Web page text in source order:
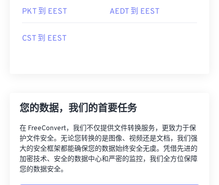
PKT 到 EEST AEDT 到 EEST
CST 到 EEST
您的数据，我们的首要任务
在 FreeConvert，我们不仅提供文件转换服务，更致力于保
护文件安全。无论您转换的是图像、视频还是文档，我们强
大的安全框架都能确保您的数据始终安全无虞。凭借先进的
加密技术、安全的数据中心和严密的监控，我们全方位保障
您的数据安全。